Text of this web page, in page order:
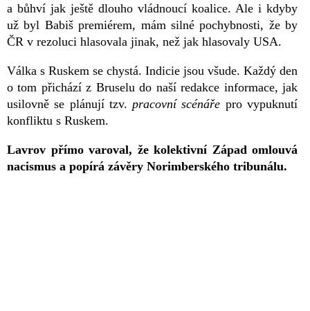
a bůhví jak ještě dlouho vládnoucí koalice. Ale i kdyby
už byl Babiš premiérem, mám silné pochybnosti, že by
ČR v rezoluci hlasovala jinak, než jak hlasovaly USA.
Válka s Ruskem se chystá. Indicie jsou všude. Každý den
o tom přichází z Bruselu do naší redakce informace, jak
usilovně se plánují tzv.pracovní scénáře pro vypuknutí
konfliktu s Ruskem.
Lavrov přímo varoval, že kolektivní Západ omlouvá
nacismus a popírá závěry Norimberského tribunálu.